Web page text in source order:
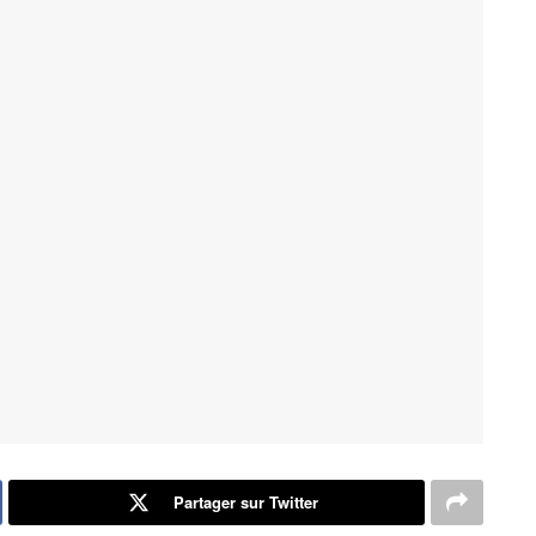
Partager sur Twitter